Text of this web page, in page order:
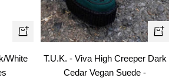
Apercu
White
T.U.K. - Viva High Creeper Dark
Cedar Vegan Suede -